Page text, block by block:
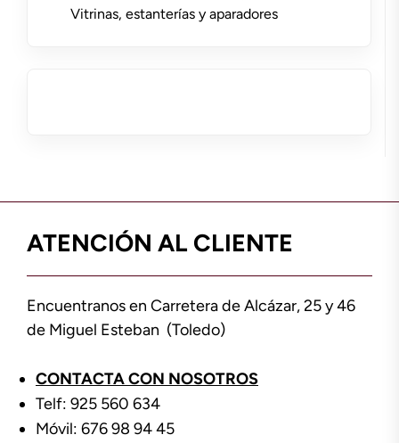
Vitrinas, estanterías y aparadores
ATENCIÓN AL CLIENTE
Encuentranos en Carretera de Alcázar, 25 y 46
de Miguel Esteban (Toledo)
CONTACTA CON NOSOTROS
Telf: 925 560 634
Móvil: 676 98 94 45